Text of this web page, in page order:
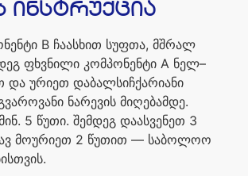
ინსტრუქცია
B ჩაასხით სუფთა, მშრალ
ფხვნილი კომპონენტი A ნელ–
და ურიეთ დაბალსიჩქარიანი
ნარევის მიღებამდე.
. 5 წუთი. შემდეგ დაასვენეთ 3
მოურიეთ 2 წუთით — საბოლოო
.